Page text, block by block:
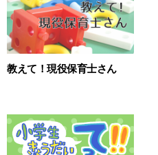
教えて！現役保育士さん